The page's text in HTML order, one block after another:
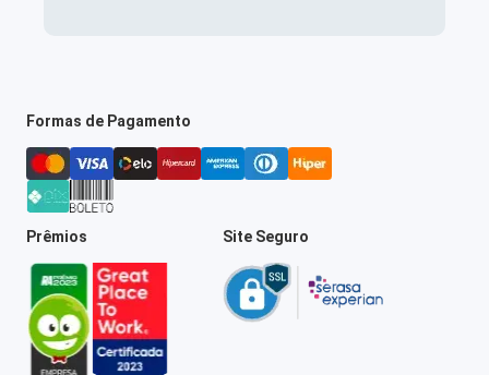
Formas de Pagamento
Prêmios Site Seguro